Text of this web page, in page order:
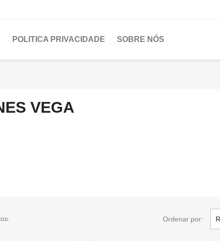
POLITICA PRIVACIDADE SOBRE NÓS
VEGA
Ordenar por: